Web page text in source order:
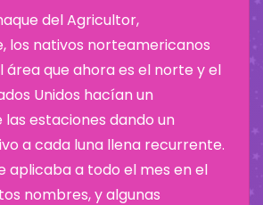
del Agricultor,
los nativos norteamericanos
área que ahora es el norte y el
Unidos hacían un
las estaciones dando un
a cada luna llena recurrente.
aplicaba a todo el mes en el
nombres, y algunas